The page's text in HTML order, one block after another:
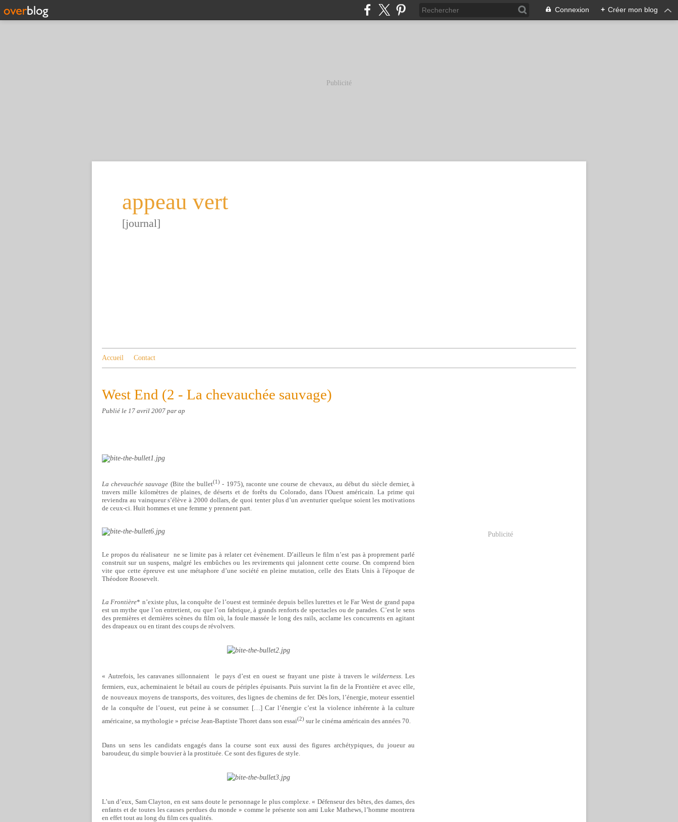
Connexion + Créer mon blog
Publicité
appeau vert
[journal]
Accueil Contact
West End (2 - La chevauchée sauvage)
Publié le 17 avril 2007 par ap
La chevauchée sauvage (Bite the bullet(1) - 1975), raconte une course de chevaux, au début du siècle dernier, à
travers mille kilomètres de plaines, de déserts et de forêts du Colorado, dans l'Ouest américain. La prime qui
reviendra au vainqueur s’élève à 2000 dollars, de quoi tenter plus d’un aventurier quelque soient les motivations
de ceux-ci. Huit hommes et une femme y prennent part.
Le propos du réalisateur ne se limite pas à relater cet évènement. D’ailleurs le film n’est pas à proprement parlé
construit sur un suspens, malgré les embûches ou les revirements qui jalonnent cette course. On comprend bien
vite que cette épreuve est une métaphore d’une société en pleine mutation, celle des Etats Unis à l'époque de
Théodore Roosevelt.
La Frontière* n’existe plus, la conquête de l’ouest est terminée depuis belles lurettes et le Far West de grand papa
est un mythe que l’on entretient, ou que l’on fabrique, à grands renforts de spectacles ou de parades. C’est le sens
des premières et dernières scènes du film où, la foule massée le long des rails, acclame les concurrents en agitant
des drapeaux ou en tirant des coups de révolvers.
« Autrefois, les caravanes sillonnaient le pays d’est en ouest se frayant une piste à travers le wilderness. Les
fermiers, eux, acheminaient le bétail au cours de périples épuisants. Puis survint la fin de la Frontière et avec elle,
de nouveaux moyens de transports, des voitures, des lignes de chemins de fer. Dès lors, l’énergie, moteur essentiel
de la conquête de l’ouest, eut peine à se consumer. […] Car l’énergie c’est la violence inhérente à la culture
américaine, sa mythologie » précise Jean-Baptiste Thoret dans son essai(2) sur le cinéma américain des années 70.
Dans un sens les candidats engagés dans la course sont eux aussi des figures archétypiques, du joueur au
baroudeur, du simple bouvier à la prostituée. Ce sont des figures de style.
L’un d’eux, Sam Clayton, en est sans doute le personnage le plus complexe. « Défenseur des bêtes, des dames, des
enfants et de toutes les causes perdues du monde » comme le présente son ami Luke Mathews, l’homme montrera
en effet tout au long du film ces qualités.
Publicité